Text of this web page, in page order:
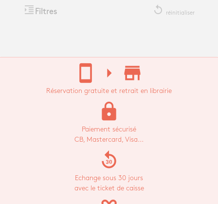
format_indent_increase Filtres replay réinitialiser
stay_current_portrait arrow_right store_mall_directory
Réservation gratuite et retrait en librairie
lock
Paiement sécurisé
CB, Mastercard, Visa...
replay_30
Echange sous 30 jours
avec le ticket de caisse